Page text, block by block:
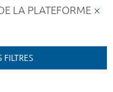
LA PLATEFORME
FILTRES